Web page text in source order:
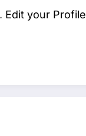
Edit your Profile